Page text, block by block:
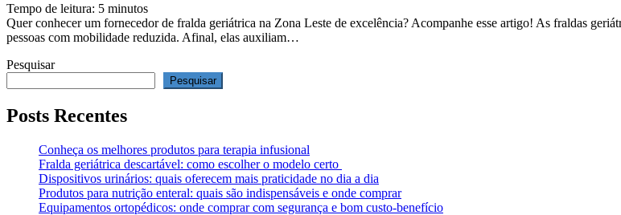
Tempo de leitura: 5 minutos
Quer conhecer um fornecedor de fralda geriátrica na Zona Leste de excelência? Acompanhe esse artigo! As fraldas
pessoas com mobilidade reduzida. Afinal, elas auxiliam…
Pesquisar
Pesquisar
Posts Recentes
Conheça os melhores produtos para terapia infusional
Fralda geriátrica descartável: como escolher o modelo certo
Dispositivos urinários: quais oferecem mais praticidade no dia a dia
Produtos para nutrição enteral: quais são indispensáveis e onde comprar
Equipamentos ortopédicos: onde comprar com segurança e bom custo-benefício